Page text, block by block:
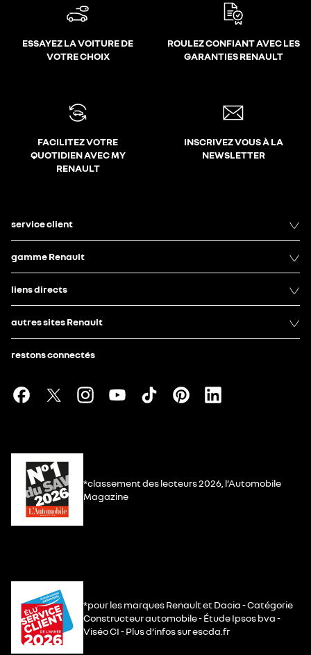
ESSAYEZ LA VOITURE DE
VOTRE CHOIX
ROULEZ CONFIANT AVEC LES
GARANTIES RENAULT
FACILITEZ VOTRE
QUOTIDIEN AVEC MY
RENAULT
INSCRIVEZ VOUS À LA
NEWSLETTER
service client
gamme Renault
liens directs
autres sites Renault
restons connectés
*classement des lecteurs 2026, l’Automobile
Magazine
*pour les marques Renault et Dacia - Catégorie
Constructeur automobile - Étude Ipsos bva -
Viséo CI - Plus d’infos sur escda.fr